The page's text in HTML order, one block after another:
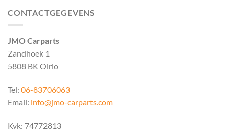
CONTACTGEGEVENS
JMO Carparts
Zandhoek 1
5808 BK Oirlo
Tel: 06-83706063
Email: info@jmo-carparts.com
Kvk: 74772813